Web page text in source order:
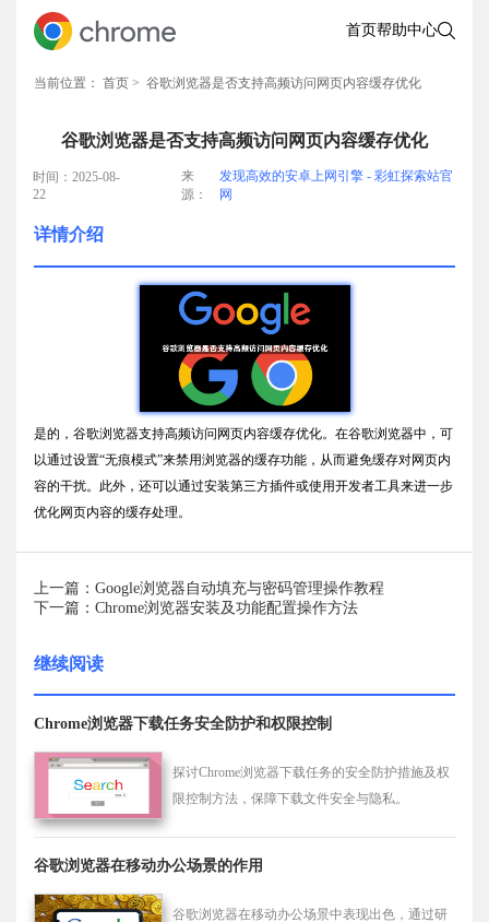
首页帮助中心
当前位置： 首页 > 谷歌浏览器是否支持高频访问网页内容缓存优化
谷歌浏览器是否支持高频访问网页内容缓存优化
时间：2025-08-
22
来
源：
发现高效的安卓上网引擎 - 彩虹探索站官
网
详情介绍
是的，谷歌浏览器支持高频访问网页内容缓存优化。在谷歌浏览器中，可
以通过设置“无痕模式”来禁用浏览器的缓存功能，从而避免缓存对网页内
容的干扰。此外，还可以通过安装第三方插件或使用开发者工具来进一步
优化网页内容的缓存处理。
上一篇：Google浏览器自动填充与密码管理操作教程
下一篇：Chrome浏览器安装及功能配置操作方法
继续阅读
Chrome浏览器下载任务安全防护和权限控制
探讨Chrome浏览器下载任务的安全防护措施及权
限控制方法，保障下载文件安全与隐私。
谷歌浏览器在移动办公场景的作用
谷歌浏览器在移动办公场景中表现出色，通过研